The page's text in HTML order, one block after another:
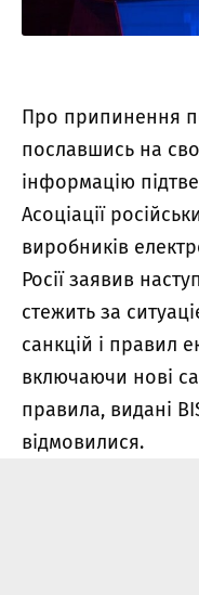
Про припинення
пославшись на
інформацію
Асоціації
виробників
Росії заявив
стежить за
санкцій і правил
включаючи нові
правила, видані
відмовилися.